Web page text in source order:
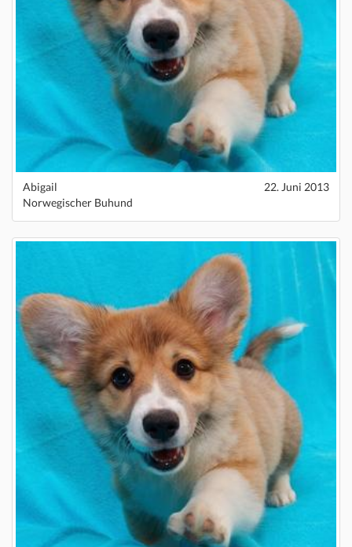
Abigail
22. Juni 2013
Norwegischer Buhund